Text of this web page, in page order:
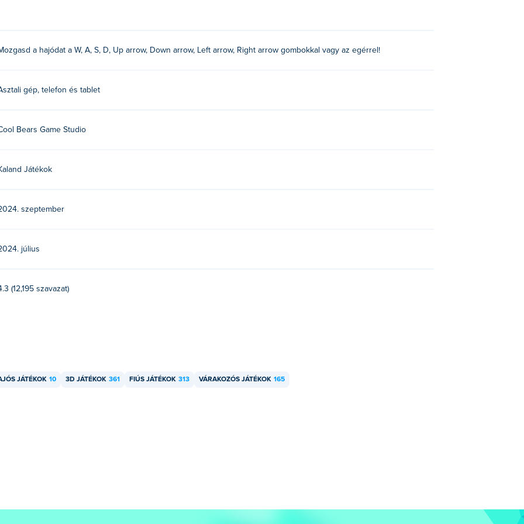
- Sea Battles játékot?
Bears Game Studio készítette. Játssz a másik játékukkal Poki: boxing-physics-2!
játékot mobil eszközökön és asztali számítógépeken?
a hajódat a W, A, S, D, Up arrow, Down arrow, Left arrow, Right arrow gombokkal vagy az egérrel!
gép, telefon és tablet
Bears Game Studio
Játékok
szeptember
július
(12,195 szavazat)
JÁTÉKOK 10 3D JÁTÉKOK 361 FIÚS JÁTÉKOK 313 VÁRAKOZÓS JÁTÉKOK 165